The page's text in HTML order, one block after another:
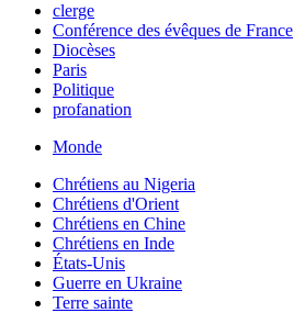
clerge
Conférence des évêques de France
Diocèses
Paris
Politique
profanation
Monde
Chrétiens au Nigeria
Chrétiens d'Orient
Chrétiens en Chine
Chrétiens en Inde
États-Unis
Guerre en Ukraine
Terre sainte